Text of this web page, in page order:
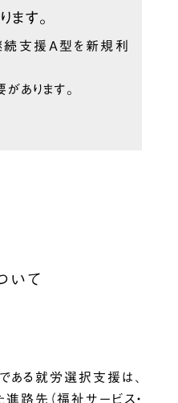
す。
支援A型を新規利
あります。
いて
ある就労選択支援は、
路先（福祉サービス・